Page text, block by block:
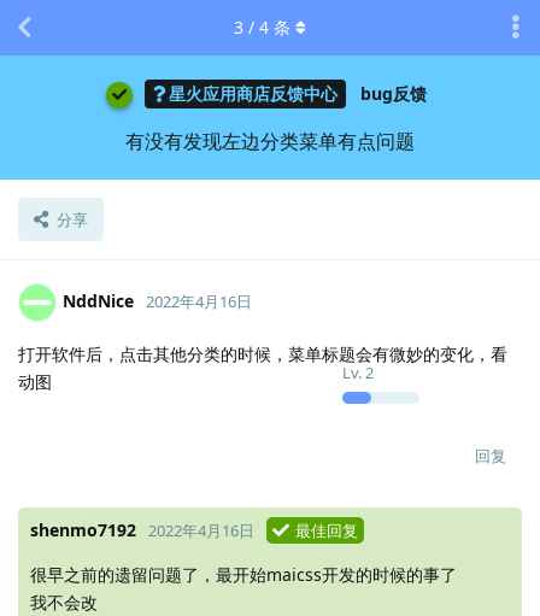
星火应用商店反馈中心 bug反馈
有没有发现左边分类菜单有点问题
分享
3 / 4 条
NddNice
Lv.2
2022年4月16日
打开软件后，点击其他分类的时候，菜单标题会有微妙的变化，看
动图
回复
shenmo7192 2022年4月16日 最佳回复
很早之前的遗留问题了，最开始maicss开发的时候的事了
我不会改